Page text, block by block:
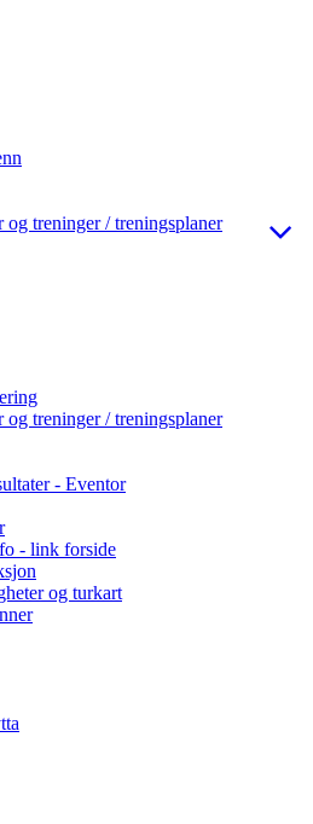
og treninger / treningsplaner
og treninger / treningsplaner
- Eventor
- link forside
og turkart